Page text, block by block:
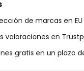
de marcas en EU
valoraciones en
gratis en un plazo